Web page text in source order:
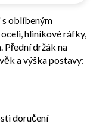
doručení
oblíbeným
hliníkové ráfky,
Přední držák na
a výška postavy: